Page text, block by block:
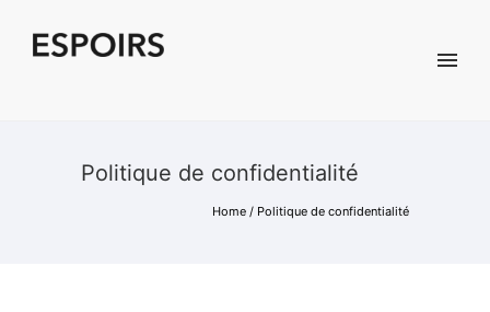
Politique de confidentialité
Home / Politique de confidentialité